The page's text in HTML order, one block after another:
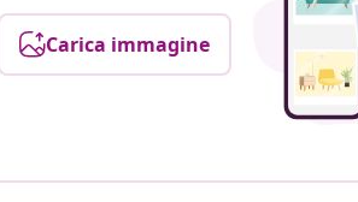
Carica immagine